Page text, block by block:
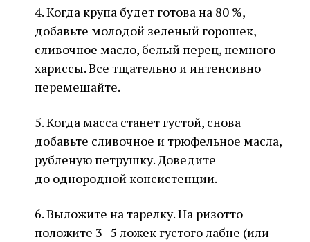
4. Когда крупа будет готова на 80 %,
добавьте молодой зеленый горошек,
сливочное масло, белый перец, немного
хариссы. Все тщательно и интенсивно
перемешайте.
5. Когда масса станет густой, снова
добавьте сливочное и трюфельное масла,
рубленую петрушку. Доведите
до однородной консистенции.
6. Выложите на тарелку. На ризотто
положите 3–5 ложек густого лабне (или